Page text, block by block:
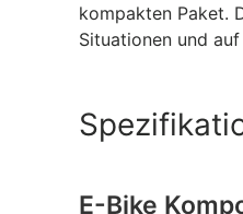
kompakten Paket.
Situationen und
E-Bike